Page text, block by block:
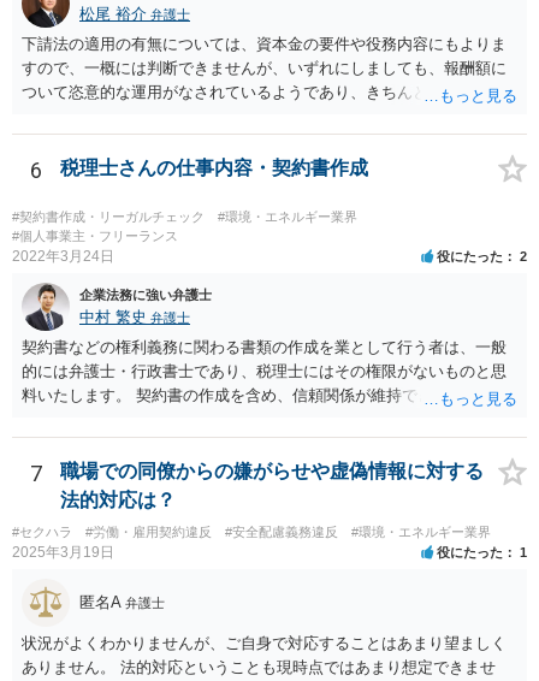
記事等の証拠を持参の上、お住まいの地域の弁護士に直接相談してみ
てはいかがでしょうか。
松尾 裕介 弁護士
下請法の適用の有無については、資本金の要件や役務内容にもよりま
すので、一概には判断できませんが、いずれにしましても、報酬額に
ついて恣意的な運用がなされているようであり、きちんとした契約書
適用がある場合には、著しく低い下請代金を不当に定めることは禁止
されますが、そうでない場合には、基本的には、双方の合意に基づく
初の合意に基づき報酬額の支払いが認められる余地があると考えられ
ます。
6 税理士さんの仕事内容・契約書作成
#契約書作成・リーガルチェック
#環境・エネルギー業界
#個人事業主・フリーランス
2022年3月24日 役にたった 2
企業法務に強い弁護士
中村 繁史 弁護士
契約書などの権利義務に関わる書類の作成を業として行う者は、一般
的には弁護士・行政書士であり、税理士にはその権限がないものと思
料いたします。 契約書の作成を含め、信頼関係が維持できないのであ
7
職場での同僚からの嫌がらせや虚偽情報に対する
法的対応は？
#セクハラ #労働・雇用契約違反 #安全配慮義務違反 #環境・エネルギー業界
2025年3月19日 役にたった 1
匿名A 弁護士
状況がよくわかりませんが、ご自身で対応することはあまり望ましく
ありません。 法的対応ということも現時点ではあまり想定できませ